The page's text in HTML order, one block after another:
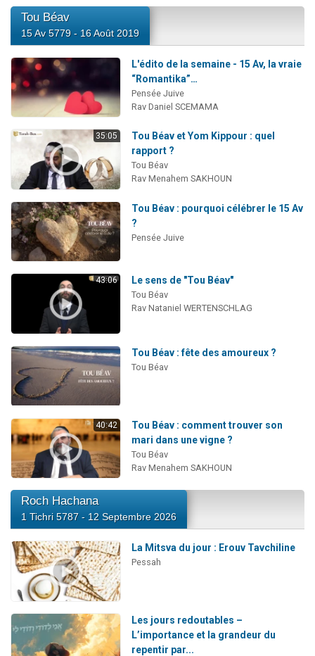
Tou Béav
15 Av 5779 - 16 Août 2019
L'édito de la semaine - 15 Av, la vraie
“Romantika”…
Pensée Juive
Rav Daniel SCEMAMA
35:05
Tou Béav et Yom Kippour : quel
rapport ?
Tou Béav
Rav Menahem SAKHOUN
Tou Béav : pourquoi célébrer le 15 Av
?
Pensée Juive
43:06 Le sens de "Tou Béav"
Tou Béav
Rav Nataniel WERTENSCHLAG
Tou Béav : fête des amoureux ?
Tou Béav
40:42
Tou Béav : comment trouver son
mari dans une vigne ?
Tou Béav
Rav Menahem SAKHOUN
Roch Hachana
1 Tichri 5787 - 12 Septembre 2026
La Mitsva du jour : Erouv Tavchiline
Pessah
Les jours redoutables –
L’importance et la grandeur du
repentir par...